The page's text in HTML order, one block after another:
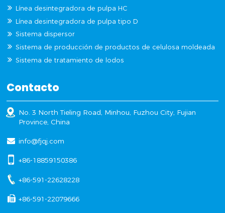
Línea desintegradora de pulpa HC
Línea desintegradora de pulpa tipo D
Sistema dispersor
Sistema de producción de productos de celulosa moldeada
Sistema de tratamiento de lodos
Contacto
No. 3 North Tieling Road, Minhou, Fuzhou City, Fujian
Province, China
info@fjqj.com
+86-18859150386
+86-591-22628228
+86-591-22079666